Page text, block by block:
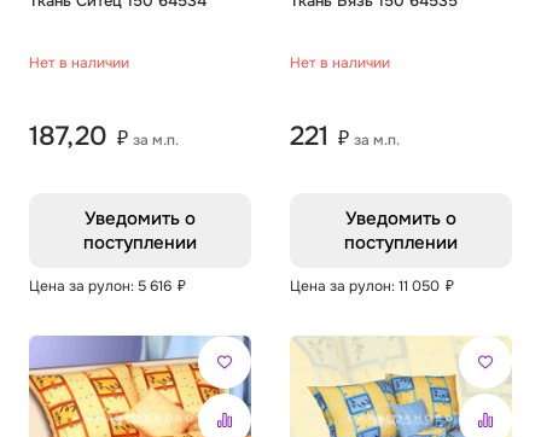
Нет в наличии
187,20 ₽ за м.п.
Уведомить о
поступлении
Цена за рулон: 5 616 ₽
Нет в наличии
221 ₽ за м.п.
Уведомить о
поступлении
Цена за рулон: 11 050 ₽